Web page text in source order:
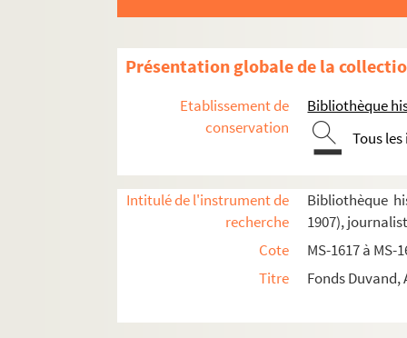
Présentation globale de la
Etablissement de
conservation
Bibliothèque
Tous
Intitulé de l'instrument de
recherche
Bibliothèque
1907),
Cote
MS-1617 à MS-
Titre
Fonds
Biographie
Les filles de Jahel
Articles de Duvand et d'autres auteurs parus
Notes manuscrites ou journal de Duvand
Notes prises au cours de voyages ou de
La vie professionnelle :